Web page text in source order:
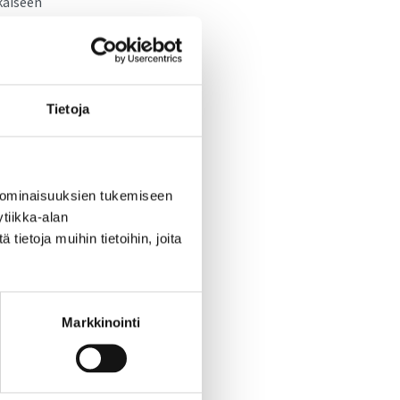
Tietoja
tukemiseen
alan
tietoja muihin tietoihin, joita
Markkinointi